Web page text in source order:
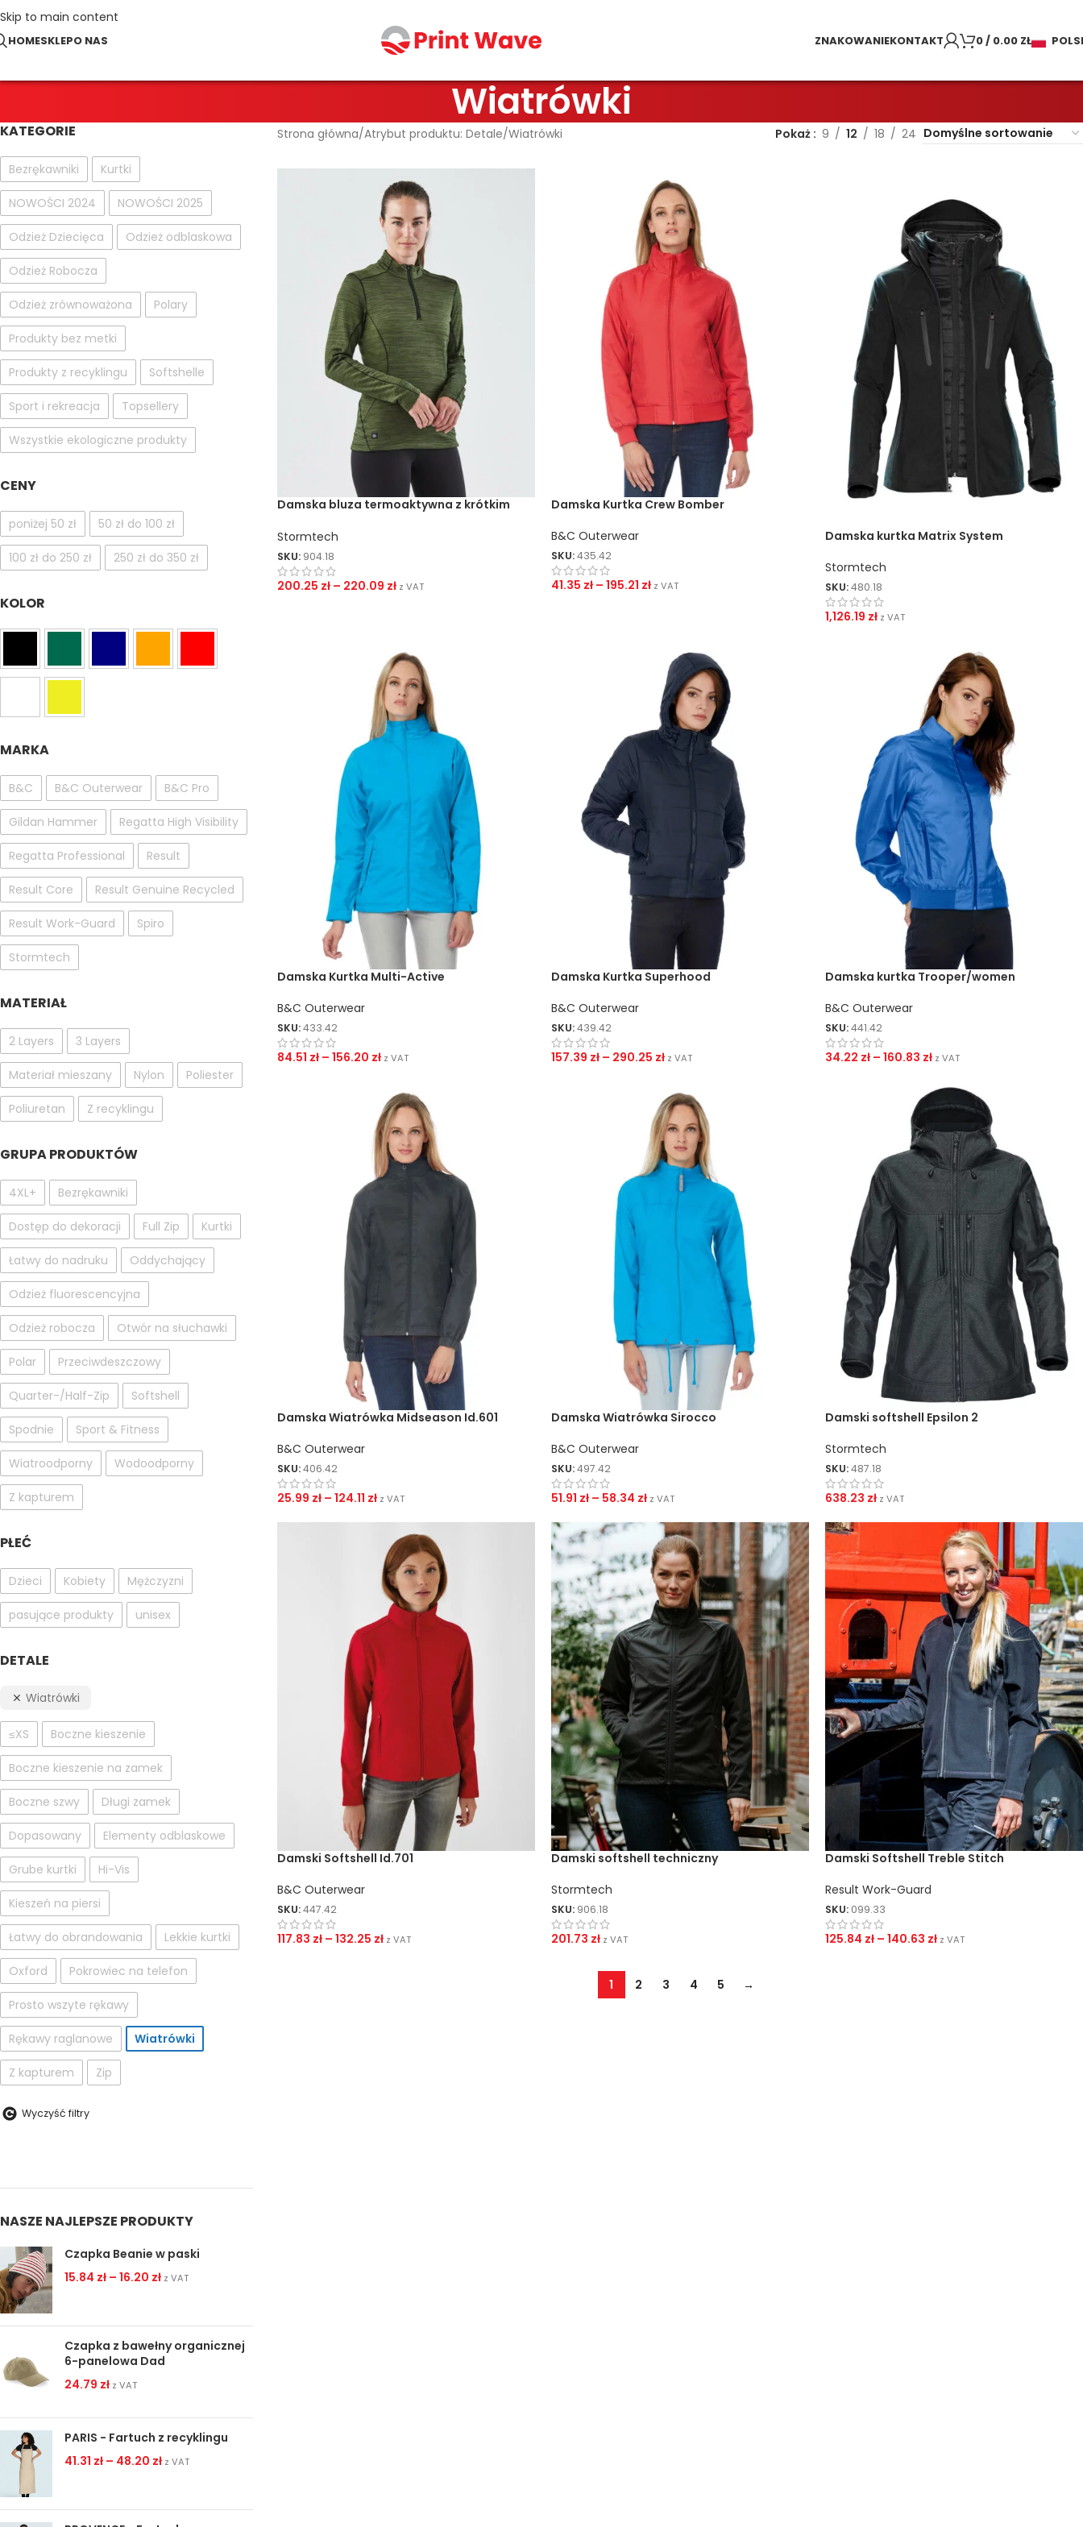
Skip to main content
HOMESKLEPO NAS ZNAKOWANIE
ZNAKOWANIA
Sitodruk Transferowy
Sitodruk Bezpośredni
DTF
Haft
KONTAKT 0/ 0.00 ZŁ
Wiatrówki
KATEGORIE
Bezrękawniki Kurtki
NOWOŚCI 2024 NOWOŚCI 2025
Odzież Dziecięca Odzież odblaskowa
Odzież Robocza
Odzież zrównoważona Polary
Produkty bez metki
Produkty z recyklingu Softshelle
Sport i rekreacja Topsellery
Wszystkie ekologiczne produkty
CENY
poniżej 50 zł 50 zł do 100 zł
100 zł do 250 zł 250 zł do 350 zł
KOLOR
MARKA
B&C B&C Outerwear B&C Pro
Gildan Hammer Regatta High Visibility
Regatta Professional Result
Result Core Result Genuine Recycled
Result Work-Guard Spiro
Stormtech
MATERIAŁ
2 Layers 3 Layers
Materiał mieszany Nylon Poliester
Poliuretan Z recyklingu
GRUPA PRODUKTÓW
4XL+ Bezrękawniki
Dostęp do dekoracji Full Zip Kurtki
Łatwy do nadruku Oddychający
Odzież fluorescencyjna
Odzież robocza Otwór na słuchawki
Polar Przeciwdeszczowy
Quarter-/Half-Zip Softshell
Spodnie Sport & Fitness
Wiatroodporny Wodoodporny
Z kapturem
PŁEĆ
Dzieci Kobiety Mężczyzni
pasujące produkty unisex
DETALE
Wiatrówki
≤XS Boczne kieszenie
Boczne kieszenie na zamek
Boczne szwy Długi zamek
Dopasowany Elementy odblaskowe
Grube kurtki Hi-Vis
Kieszeń na piersi
Łatwy do obrandowania Lekkie kurtki
Oxford Pokrowiec na telefon
Prosto wszyte rękawy
Rękawy raglanowe Wiatrówki
Z kapturem Zip
Wyczyść filtry
NASZE NAJLEPSZE PRODUKTY
Czapka Beanie w paski
15.84 zł – 16.20 zł z VAT
Czapka z bawełny organicznej
6-panelowa Dad
24.79 zł z VAT
PARIS - Fartuch z recyklingu
41.31 zł – 48.20 zł z VAT
Strona główna Atrybut produktu: Detale Wiatrówki Pokaż 9 12 18 24
Damska bluza termoaktywna z krótkim
Stormtech
SKU: 904.18
200.25 zł – 220.09 zł z VAT
Damska Kurtka Crew Bomber
B&C Outerwear
SKU:435.42
41.35 zł – 195.21 zł z VAT
Damska kurtka Matrix System
Stormtech
SKU:480.18
1,126.19 zł z VAT
Damska Kurtka Multi-Active
B&C Outerwear
SKU:433.42
84.51 zł – 156.20 zł z VAT
Damska Kurtka Superhood
B&C Outerwear
SKU:439.42
157.39 zł – 290.25 zł z VAT
Damska kurtka Trooper/women
B&C Outerwear
SKU:441.42
34.22 zł – 160.83 zł z VAT
Damska Wiatrówka Midseason Id.601
B&C Outerwear
SKU:406.42
25.99 zł – 124.11 zł z VAT
Damska Wiatrówka Sirocco
B&C Outerwear
SKU:497.42
51.91 zł – 58.34 zł z VAT
Damski softshell Epsilon 2
Stormtech
SKU:487.18
638.23 zł z VAT
Damski Softshell Id.701
B&C Outerwear
SKU:447.42
117.83 zł – 132.25 zł z VAT
Damski softshell techniczny
Stormtech
SKU: 906.18
201.73 zł z VAT
Damski Softshell Treble Stitch
Result Work-Guard
SKU: 099.33
125.84 zł – 140.63 zł z VAT
1 2 3 4 5 →